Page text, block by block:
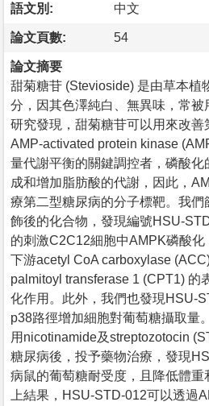
語文別: 中文
論文頁數: 54
論文摘要
甜菊糖苷 (Stevioside) 是由草本植
分，因其色澤純白、無異味，常
研究發現，甜菊糖苷可以用來改善
AMP-activated protein kinase
量代謝平衡的關鍵調控者，磷酸
成和增加脂肪酸的代謝，因此，
療第二型糖尿病的分子標靶。我
飾後的化合物，發現編號HSU-
的刺激C2C12細胞中AMPK磷酸
下游acetyl CoA carboxylase
palmitoyl transferase 1 (CPT1) 的
化作用。此外，我們也發現HSU-
p38路徑增加細胞對葡萄糖攝取量
用nicotinamide及streptozotocin
糖尿病後，投予藥物治療，發現
病鼠的葡萄糖耐受度，且降低體重
上結果，HSU-STD-012可以透過